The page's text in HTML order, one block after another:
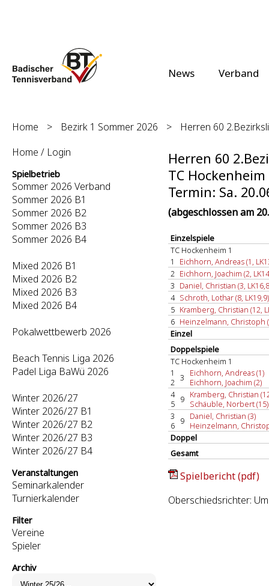
News Verband
Home > Bezirk 1 Sommer 2026 >
Herren 60
Home / Login
Spielbetrieb
Sommer 2026 Verband
Sommer 2026 B1
Sommer 2026 B2
Sommer 2026 B3
Sommer 2026 B4
Mixed 2026 B1
Mixed 2026 B2
Mixed 2026 B3
Mixed 2026 B4
Pokalwettbewerb 2026
Beach Tennis Liga 2026
Padel Liga BaWü 2026
Winter 2026/27
Winter 2026/27 B1
Winter 2026/27 B2
Winter 2026/27 B3
Winter 2026/27 B4
Veranstaltungen
Seminarkalender
Turnierkalender
Filter
Vereine
Spieler
Archiv
Herren 60
TC
Termin: Sa.
(abgeschlossen am
Einzelspiele
TC Hockenheim 1
1
Eichhorn, Andreas (1,
2 Eichhorn, Joachim (2,
3 Daniel, Christian (3,
4 Schroth, Lothar (8, LK19,9)
5 Kramberg, Christian (12,
6 Heinzelmann, Christoph
Einzel
Doppelspiele
TC Hockenheim 1
1
2 3
Eichhorn, Andreas (1)
Eichhorn, Joachim (2)
4
5 9 Kramberg, Christian
Schäuble, Norbert (15)
3
6 9 Daniel, Christian (3)
Heinzelmann,
Doppel
Gesamt
Spielbericht (pdf)
Oberschiedsrichter: